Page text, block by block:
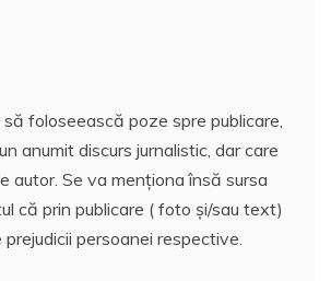
foloseească poze spre publicare,
anumit discurs jurnalistic, dar care
autor. Se va menționa însă sursa
că prin publicare ( foto și/sau text)
persoanei respective.